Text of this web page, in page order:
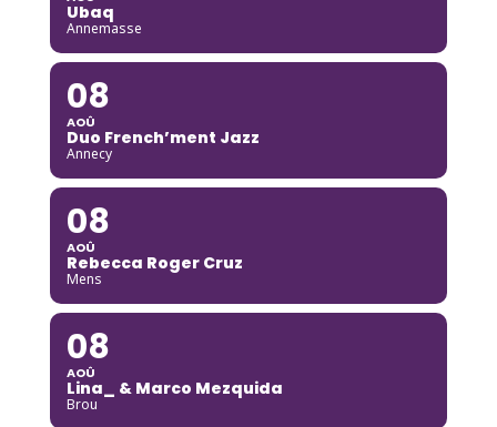
Ubaq
Annemasse
08
AOÛ
Duo French’ment Jazz
Annecy
08
AOÛ
Rebecca Roger Cruz
Mens
08
AOÛ
Lina_ & Marco Mezquida
Brou